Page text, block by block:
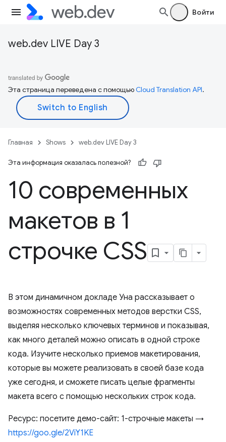
Войти
web.dev LIVE Day 3
Эта страница переведена с помощьюCloud Translation API.
Главная Shows web.dev LIVE Day 3
Эта информация оказалась полезной?
10 современных
макетов в 1
строчке CSS
В этом динамичном докладе Уна рассказывает о
возможностях современных методов верстки CSS,
выделяя несколько ключевых терминов и показывая,
как много деталей можно описать в одной строке
кода. Изучите несколько приемов макетирования,
которые вы можете реализовать в своей базе кода
уже сегодня, и сможете писать целые фрагменты
макета всего с помощью нескольких строк кода.
Ресурс: посетите демо-сайт: 1-строчные макеты →
https://goo.gle/2ViY1KE